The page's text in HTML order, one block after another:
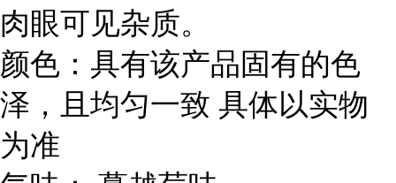
肉眼可见杂质。
颜色：具有该产品固有的色
泽，且均匀一致 具体以实物
为准